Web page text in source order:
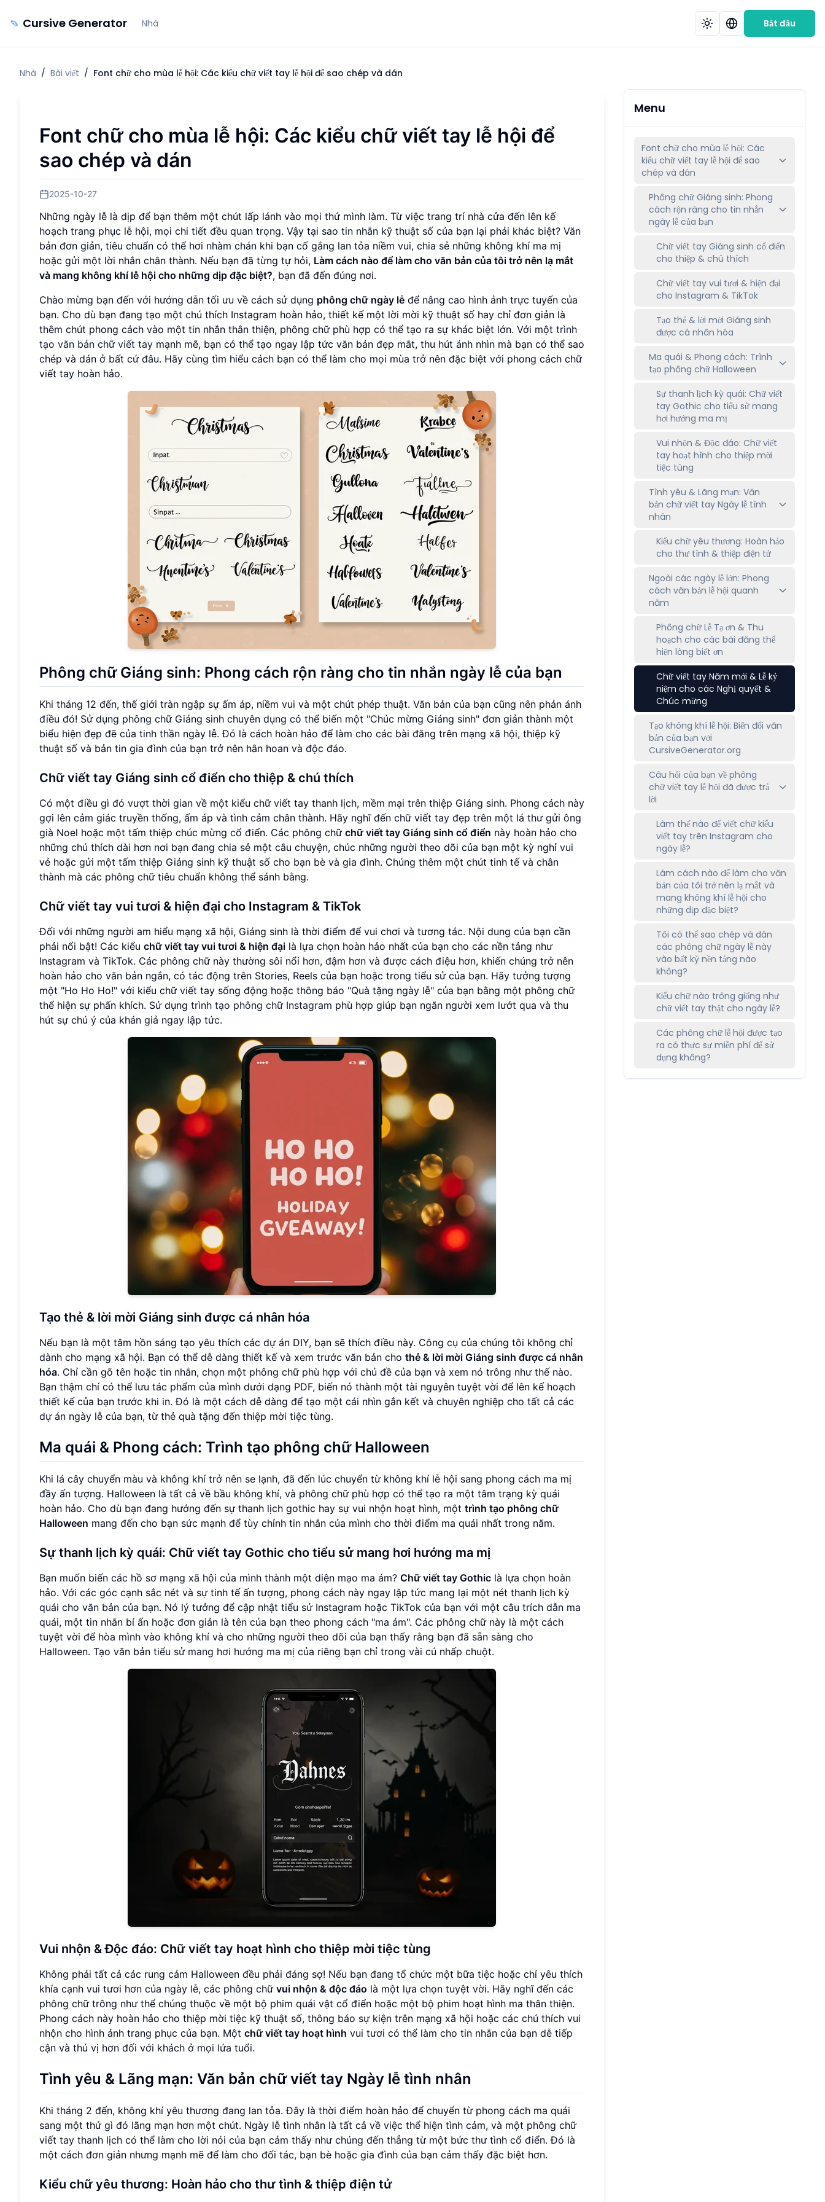
Cursive Generator Nhà Bắt đầu
Nhà / Bài viết / Font chữ cho mùa lễ hội: Các kiểu chữ viết tay lễ hội để sao chép và dán
Font chữ cho mùa lễ hội: Các kiểu chữ viết tay lễ hội để
sao chép và dán
2025-10-27
Những ngày lễ là dịp để bạn thêm một chút lấp lánh vào mọi thứ mình làm. Từ việc trang trí nhà cửa đến lên kế
hoạch trang phục lễ hội, mọi chi tiết đều quan trọng. Vậy tại sao tin nhắn kỹ thuật số của bạn lại phải khác biệt? Văn
bản đơn giản, tiêu chuẩn có thể hơi nhàm chán khi bạn cố gắng lan tỏa niềm vui, chia sẻ những không khí ma mị
hoặc gửi một lời nhắn chân thành. Nếu bạn đã từng tự hỏi, Làm cách nào để làm cho văn bản của tôi trở nên lạ mắt
và mang không khí lễ hội cho những dịp đặc biệt?, bạn đã đến đúng nơi.
Chào mừng bạn đến với hướng dẫn tối ưu về cách sử dụng phông chữ ngày lễ để nâng cao hình ảnh trực tuyến của
bạn. Cho dù bạn đang tạo một chú thích Instagram hoàn hảo, thiết kế một lời mời kỹ thuật số hay chỉ đơn giản là
thêm chút phong cách vào một tin nhắn thân thiện, phông chữ phù hợp có thể tạo ra sự khác biệt lớn. Với một trình
tạo văn bản chữ viết tay mạnh mẽ, bạn có thể tạo ngay lập tức văn bản đẹp mắt, thu hút ánh nhìn mà bạn có thể sao
chép và dán ở bất cứ đâu. Hãy cùng tìm hiểu cách bạn có thể làm cho mọi mùa trở nên đặc biệt với phong cách chữ
viết tay hoàn hảo.
Phông chữ Giáng sinh: Phong cách rộn ràng cho tin nhắn ngày lễ của bạn
Khi tháng 12 đến, thế giới tràn ngập sự ấm áp, niềm vui và một chút phép thuật. Văn bản của bạn cũng nên phản ánh
điều đó! Sử dụng phông chữ Giáng sinh chuyên dụng có thể biến một "Chúc mừng Giáng sinh" đơn giản thành một
biểu hiện đẹp đẽ của tinh thần ngày lễ. Đó là cách hoàn hảo để làm cho các bài đăng trên mạng xã hội, thiệp kỹ
thuật số và bản tin gia đình của bạn trở nên hân hoan và độc đáo.
Chữ viết tay Giáng sinh cổ điển cho thiệp & chú thích
Có một điều gì đó vượt thời gian về một kiểu chữ viết tay thanh lịch, mềm mại trên thiệp Giáng sinh. Phong cách này
gợi lên cảm giác truyền thống, ấm áp và tình cảm chân thành. Hãy nghĩ đến chữ viết tay đẹp trên một lá thư gửi ông
già Noel hoặc một tấm thiệp chúc mừng cổ điển. Các phông chữ chữ viết tay Giáng sinh cổ điển này hoàn hảo cho
những chú thích dài hơn nơi bạn đang chia sẻ một câu chuyện, chúc những người theo dõi của bạn một kỳ nghỉ vui
vẻ hoặc gửi một tấm thiệp Giáng sinh kỹ thuật số cho bạn bè và gia đình. Chúng thêm một chút tinh tế và chân
thành mà các phông chữ tiêu chuẩn không thể sánh bằng.
Chữ viết tay vui tươi & hiện đại cho Instagram & TikTok
Đối với những người am hiểu mạng xã hội, Giáng sinh là thời điểm để vui chơi và tương tác. Nội dung của bạn cần
phải nổi bật! Các kiểu chữ viết tay vui tươi & hiện đại là lựa chọn hoàn hảo nhất của bạn cho các nền tảng như
Instagram và TikTok. Các phông chữ này thường sôi nổi hơn, đậm hơn và được cách điệu hơn, khiến chúng trở nên
hoàn hảo cho văn bản ngắn, có tác động trên Stories, Reels của bạn hoặc trong tiểu sử của bạn. Hãy tưởng tượng
một "Ho Ho Ho!" với kiểu chữ viết tay sống động hoặc thông báo "Quà tặng ngày lễ" của bạn bằng một phông chữ
thể hiện sự phấn khích. Sử dụng trình tạo phông chữ Instagram phù hợp giúp bạn ngăn người xem lướt qua và thu
hút sự chú ý của khán giả ngay lập tức.
Tạo thẻ & lời mời Giáng sinh được cá nhân hóa
Nếu bạn là một tâm hồn sáng tạo yêu thích các dự án DIY, bạn sẽ thích điều này. Công cụ của chúng tôi không chỉ
dành cho mạng xã hội. Bạn có thể dễ dàng thiết kế và xem trước văn bản cho thẻ & lời mời Giáng sinh được cá nhân
hóa. Chỉ cần gõ tên hoặc tin nhắn, chọn một phông chữ phù hợp với chủ đề của bạn và xem nó trông như thế nào.
Bạn thậm chí có thể lưu tác phẩm của mình dưới dạng PDF, biến nó thành một tài nguyên tuyệt vời để lên kế hoạch
thiết kế của bạn trước khi in. Đó là một cách dễ dàng để tạo một cái nhìn gắn kết và chuyên nghiệp cho tất cả các
dự án ngày lễ của bạn, từ thẻ quà tặng đến thiệp mời tiệc tùng.
Ma quái & Phong cách: Trình tạo phông chữ Halloween
Khi lá cây chuyển màu và không khí trở nên se lạnh, đã đến lúc chuyển từ không khí lễ hội sang phong cách ma mị
đầy ấn tượng. Halloween là tất cả về bầu không khí, và phông chữ phù hợp có thể tạo ra một tâm trạng kỳ quái
hoàn hảo. Cho dù bạn đang hướng đến sự thanh lịch gothic hay sự vui nhộn hoạt hình, một trình tạo phông chữ
Halloween mang đến cho bạn sức mạnh để tùy chỉnh tin nhắn của mình cho thời điểm ma quái nhất trong năm.
Sự thanh lịch kỳ quái: Chữ viết tay Gothic cho tiểu sử mang hơi hướng ma mị
Bạn muốn biến các hồ sơ mạng xã hội của mình thành một diện mạo ma ám? Chữ viết tay Gothic là lựa chọn hoàn
hảo. Với các góc cạnh sắc nét và sự tinh tế ấn tượng, phong cách này ngay lập tức mang lại một nét thanh lịch kỳ
quái cho văn bản của bạn. Nó lý tưởng để cập nhật tiểu sử Instagram hoặc TikTok của bạn với một câu trích dẫn ma
quái, một tin nhắn bí ẩn hoặc đơn giản là tên của bạn theo phong cách "ma ám". Các phông chữ này là một cách
tuyệt vời để hòa mình vào không khí và cho những người theo dõi của bạn thấy rằng bạn đã sẵn sàng cho
Halloween. Tạo văn bản tiểu sử mang hơi hướng ma mị của riêng bạn chỉ trong vài cú nhấp chuột.
Vui nhộn & Độc đáo: Chữ viết tay hoạt hình cho thiệp mời tiệc tùng
Không phải tất cả các rung cảm Halloween đều phải đáng sợ! Nếu bạn đang tổ chức một bữa tiệc hoặc chỉ yêu thích
khía cạnh vui tươi hơn của ngày lễ, các phông chữ vui nhộn & độc đáo là một lựa chọn tuyệt vời. Hãy nghĩ đến các
phông chữ trông như thể chúng thuộc về một bộ phim quái vật cổ điển hoặc một bộ phim hoạt hình ma thân thiện.
Phong cách này hoàn hảo cho thiệp mời tiệc kỹ thuật số, thông báo sự kiện trên mạng xã hội hoặc các chú thích vui
nhộn cho hình ảnh trang phục của bạn. Một chữ viết tay hoạt hình vui tươi có thể làm cho tin nhắn của bạn dễ tiếp
cận và thú vị hơn đối với khách ở mọi lứa tuổi.
Tình yêu & Lãng mạn: Văn bản chữ viết tay Ngày lễ tình nhân
Khi tháng 2 đến, không khí yêu thương đang lan tỏa. Đây là thời điểm hoàn hảo để chuyển từ phong cách ma quái
sang một thứ gì đó lãng mạn hơn một chút. Ngày lễ tình nhân là tất cả về việc thể hiện tình cảm, và một phông chữ
viết tay thanh lịch có thể làm cho lời nói của bạn cảm thấy như chúng đến thẳng từ một bức thư tình cổ điển. Đó là
một cách đơn giản nhưng mạnh mẽ để làm cho đối tác, bạn bè hoặc gia đình của bạn cảm thấy đặc biệt hơn.
Kiểu chữ yêu thương: Hoàn hảo cho thư tình & thiệp điện tử
Menu
Font chữ cho mùa lễ hội: Các
kiểu chữ viết tay lễ hội để sao
chép và dán
Phông chữ Giáng sinh: Phong
cách rộn ràng cho tin nhắn
ngày lễ của bạn
Chữ viết tay Giáng sinh cổ điển
cho thiệp & chú thích
Chữ viết tay vui tươi & hiện đại
cho Instagram & TikTok
Tạo thẻ & lời mời Giáng sinh
được cá nhân hóa
Ma quái & Phong cách: Trình
tạo phông chữ Halloween
Sự thanh lịch kỳ quái: Chữ viết
tay Gothic cho tiểu sử mang
hơi hướng ma mị
Vui nhộn & Độc đáo: Chữ viết
tay hoạt hình cho thiệp mời
tiệc tùng
Tình yêu & Lãng mạn: Văn
bản chữ viết tay Ngày lễ tình
nhân
Kiểu chữ yêu thương: Hoàn hảo
cho thư tình & thiệp điện tử
Ngoài các ngày lễ lớn: Phong
cách văn bản lễ hội quanh
năm
Phông chữ Lễ Tạ ơn & Thu
hoạch cho các bài đăng thể
hiện lòng biết ơn
Chữ viết tay Năm mới & Lễ kỷ
niệm cho các Nghị quyết &
Chúc mừng
Tạo không khí lễ hội: Biến đổi văn
bản của bạn với
CursiveGenerator.org
Câu hỏi của bạn về phông
chữ viết tay lễ hội đã được trả
lời
Làm thế nào để viết chữ kiểu
viết tay trên Instagram cho
ngày lễ?
Làm cách nào để làm cho văn
bản của tôi trở nên lạ mắt và
mang không khí lễ hội cho
những dịp đặc biệt?
Tôi có thể sao chép và dán
các phông chữ ngày lễ này
vào bất kỳ nền tảng nào
không?
Kiểu chữ nào trông giống như
chữ viết tay thật cho ngày lễ?
Các phông chữ lễ hội được tạo
ra có thực sự miễn phí để sử
dụng không?